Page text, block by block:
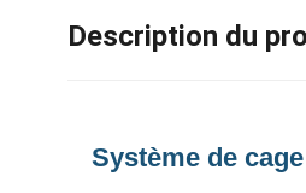
Description du
Système de